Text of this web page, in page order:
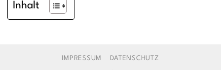
Inhalt
IMPRESSUM DATENSCHUTZ